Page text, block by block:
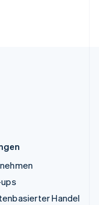
Handel